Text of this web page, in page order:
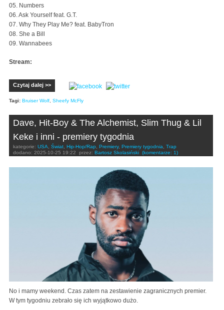
05. Numbers
06. Ask Yourself feat. G.T.
07. Why They Play Me? feat. BabyTron
08. She a Bill
09. Wannabees
Stream:
Czytaj dalej >>
Tagi: Bruiser Wolf Sheefy McFly
Dave, Hit-Boy & The Alchemist, Slim Thug & Lil
Keke i inni - premiery tygodnia
kategorie: USA Świat Hip-Hop/Rap Premiery, Premiery tygodnia
Trap
dodano: 2025-10-25 19:22 przez: Bartosz Skolasiński (komentarze: 1)
No i mamy weekend. Czas zatem na zestawienie zagranicznych premier.
W tym tygodniu zebrało się ich wyjątkowo dużo.